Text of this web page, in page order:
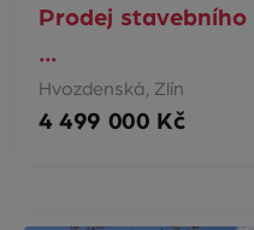
Prodej stavebního
…
Hvozdenská, Zlín
4 499 000 Kč